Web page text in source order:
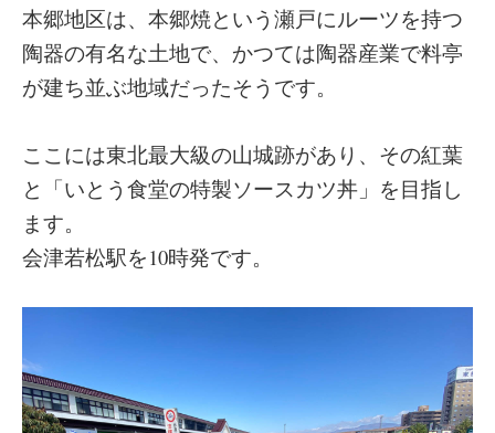
本郷地区は、本郷焼という瀬戸にルーツを持つ
陶器の有名な土地で、かつては陶器産業で料亭
が建ち並ぶ地域だったそうです。
ここには東北最大級の山城跡があり、その紅葉
と「いとう食堂の特製ソースカツ丼」を目指し
ます。
会津若松駅を10時発です。